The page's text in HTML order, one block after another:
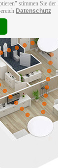
stimmen Sie
Datenschutz